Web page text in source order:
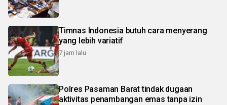
Timnas Indonesia butuh cara menyerang
yang lebih variatif
7 jam lalu
Polres Pasaman Barat tindak dugaan
aktivitas penambangan emas tanpa izin